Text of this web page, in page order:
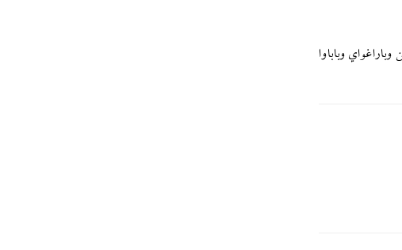
وباراغواي وباباوا